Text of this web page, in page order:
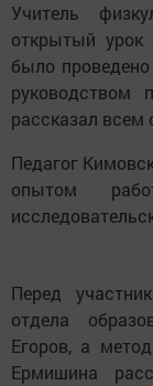
Учитель
открытый урок
было
руководством
рассказал всем
Педагог
опытом
Перед
отдела
Егоров, а
Ермишина